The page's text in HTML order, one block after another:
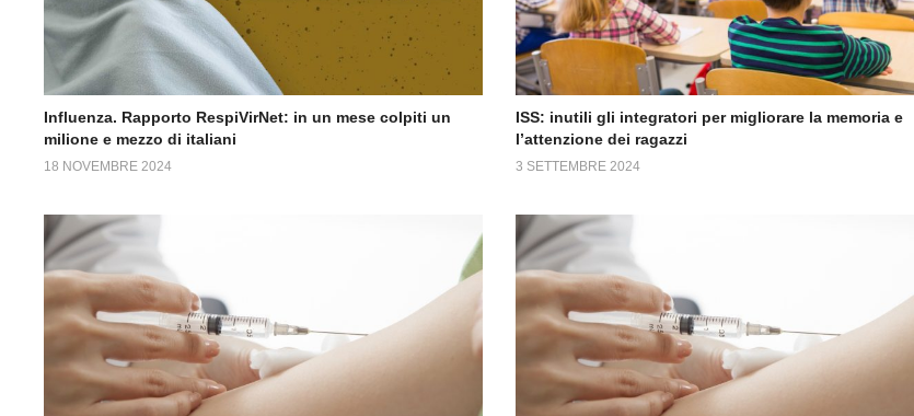
Influenza. Rapporto RespiVirNet: in un mese colpiti un
milione e mezzo di italiani
18 NOVEMBRE 2024
ISS: inutili gli integratori per migliorare la memoria e
l’attenzione dei ragazzi
3 SETTEMBRE 2024